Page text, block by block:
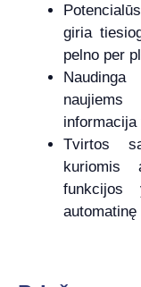
giria
pelno per
naujiems
informacija
Tvirtos
kuriomis
automatinę